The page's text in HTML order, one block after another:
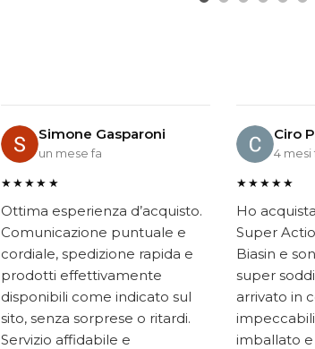
Simone Gasparoni
un mese fa
★★★★★
Ottima esperienza d’acquisto.
Comunicazione puntuale e
cordiale, spedizione rapida e
prodotti effettivamente
disponibili come indicato sul
sito, senza sorprese o ritardi.
Servizio affidabile e
Ciro
4 mesi
★★★★★
Ho
Super
Biasin e
super
arrivato in
imballato